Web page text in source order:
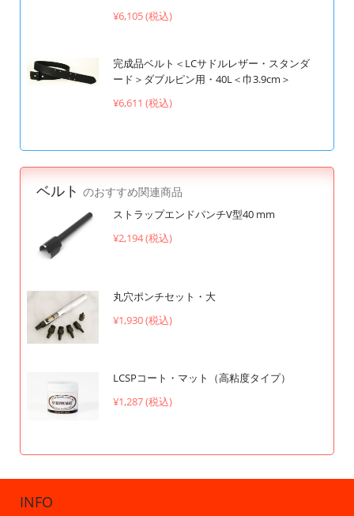
¥6,105 (税込)
完成品ベルト＜LCサドルレザー・スタンダ
ード＞ダブルピン用・40L＜巾3.9cm＞
¥6,611 (税込)
ベルト のおすすめ関連商品
ストラップエンドパンチV型40 mm
¥2,194 (税込)
丸穴ポンチセット・大
¥1,930 (税込)
LCSPコート・マット（高粘度タイプ）
¥1,287 (税込)
INFO